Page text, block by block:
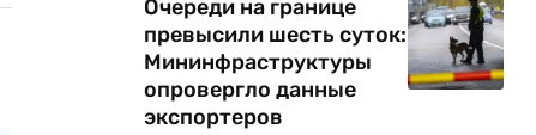
Очереди на границе
превысили шесть суток:
Мининфраструктуры
опровергло данные
экспортеров